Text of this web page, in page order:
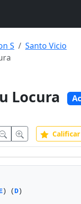
S
Santo Vicio
Locura
Calificar
) (D)